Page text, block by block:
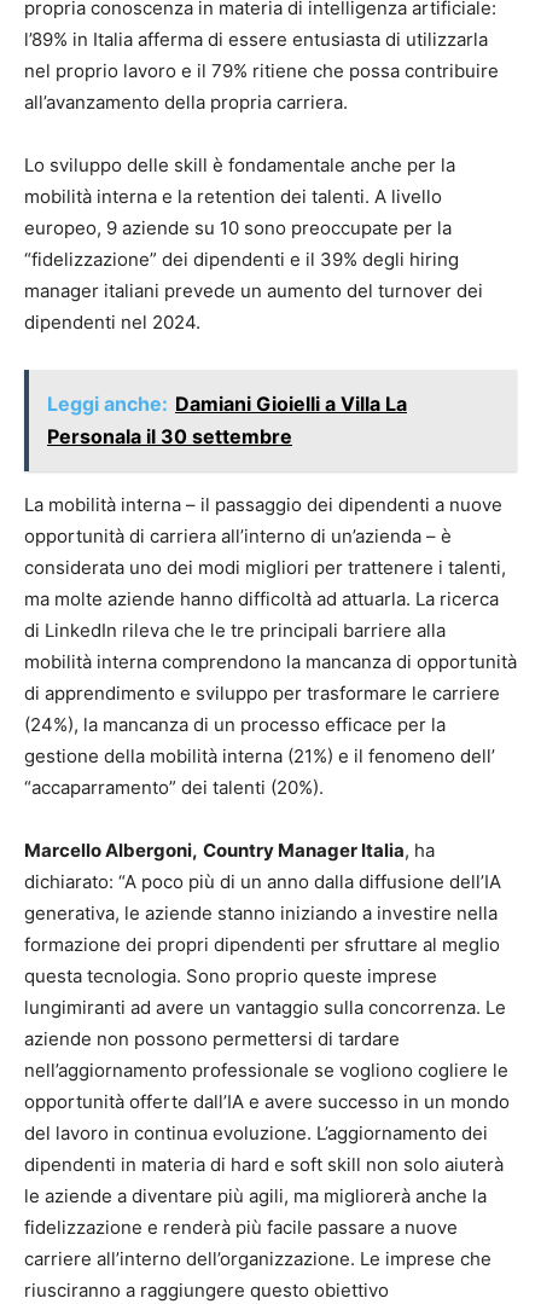
propria conoscenza in materia di intelligenza artificiale:
l’89% in Italia afferma di essere entusiasta di utilizzarla
nel proprio lavoro e il 79% ritiene che possa contribuire
all’avanzamento della propria carriera.
Lo sviluppo delle skill è fondamentale anche per la
mobilità interna e la retention dei talenti. A livello
europeo, 9 aziende su 10 sono preoccupate per la
“fidelizzazione” dei dipendenti e il 39% degli hiring
manager italiani prevede un aumento del turnover dei
dipendenti nel 2024.
Leggi anche: Damiani Gioielli a Villa La
Personala il 30 settembre
La mobilità interna – il passaggio dei dipendenti a nuove
opportunità di carriera all’interno di un’azienda – è
considerata uno dei modi migliori per trattenere i talenti,
ma molte aziende hanno difficoltà ad attuarla. La ricerca
di LinkedIn rileva che le tre principali barriere alla
mobilità interna comprendono la mancanza di opportunità
di apprendimento e sviluppo per trasformare le carriere
(24%), la mancanza di un processo efficace per la
gestione della mobilità interna (21%) e il fenomeno dell’
“accaparramento” dei talenti (20%).
Marcello Albergoni, Country Manager Italia, ha
dichiarato: “A poco più di un anno dalla diffusione dell’IA
generativa, le aziende stanno iniziando a investire nella
formazione dei propri dipendenti per sfruttare al meglio
questa tecnologia. Sono proprio queste imprese
lungimiranti ad avere un vantaggio sulla concorrenza. Le
aziende non possono permettersi di tardare
nell’aggiornamento professionale se vogliono cogliere le
opportunità offerte dall’IA e avere successo in un mondo
del lavoro in continua evoluzione. L’aggiornamento dei
dipendenti in materia di hard e soft skill non solo aiuterà
le aziende a diventare più agili, ma migliorerà anche la
fidelizzazione e renderà più facile passare a nuove
carriere all’interno dell’organizzazione. Le imprese che
riusciranno a raggiungere questo obiettivo